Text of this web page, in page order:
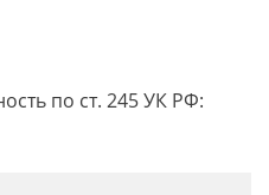
по ст. 245 УК РФ: